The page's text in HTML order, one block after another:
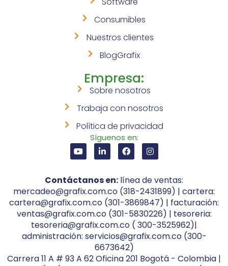
Consumibles
Nuestros clientes
BlogGrafix
Empresa:
Sobre nosotros
Trabaja con nosotros
Política de privacidad
Síguenos en:
Contáctanos en: línea de ventas:
mercadeo@grafix.com.co (318-2431899) | cartera:
cartera@grafix.com.co (301-3869847) | facturación:
ventas@grafix.com.co (301-5830226) | tesoreria:
tesoreria@grafix.com.co ( 300-3525962)|
administración: servicios@grafix.com.co (300-
6673642)
Carrera 11 A # 93 A 62 Oficina 201 Bogotá - Colombia |